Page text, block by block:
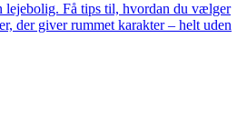
lejebolig. Få tips til, hvordan du vælger
der giver rummet karakter – helt uden